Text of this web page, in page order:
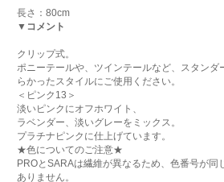
長さ：80cm
▼コメント
クリップ式。
ポニーテールや、ツインテールなど、スタンダ
らかったスタイルにご使用ください。
＜ピンク13＞
淡いピンクにオフホワイト、
ラベンダー、淡いグレーをミックス。
プラチナピンクに仕上げています。
★色についてのご注意★
PROとSARAは繊維が異なるため、色番号が同
ありません。